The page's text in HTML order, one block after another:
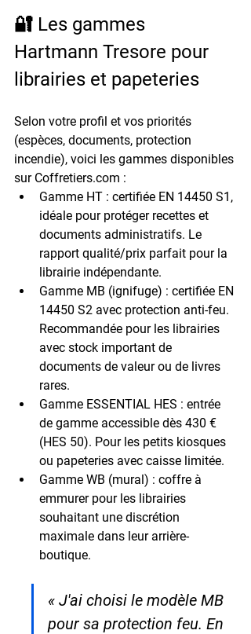
🔐 Les gammes
Hartmann Tresore pour
librairies et papeteries
Selon votre profil et vos priorités
(espèces, documents, protection
incendie), voici les gammes disponibles
sur Coffretiers.com :
Gamme HT : certifiée EN 14450 S1,
idéale pour protéger recettes et
documents administratifs. Le
rapport qualité/prix parfait pour la
librairie indépendante.
Gamme MB (ignifuge) : certifiée EN
14450 S2 avec protection anti-feu.
Recommandée pour les librairies
avec stock important de
documents de valeur ou de livres
rares.
Gamme ESSENTIAL HES : entrée
de gamme accessible dès 430 €
(HES 50). Pour les petits kiosques
ou papeteries avec caisse limitée.
Gamme WB (mural) : coffre à
emmurer pour les librairies
souhaitant une discrétion
maximale dans leur arrière-
boutique.
« J'ai choisi le modèle MB
pour sa protection feu. En